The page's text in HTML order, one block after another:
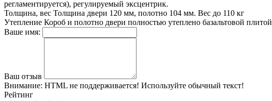
регламентируется), регулируемый эксцентрик.
Толщина, вес Толщина двери 120 мм, полотно 104 мм. Вес до 110 кг
Утепление Короб и полотно двери полностью утеплено базальтовой плитой
Ваше имя:
Ваш отзыв
Внимание: HTML не поддерживается! Используйте обычный текст!
Рейтинг